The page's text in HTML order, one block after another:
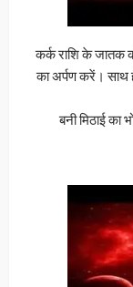
कर्क राशि के जातक
का अर्पण करें। साथ
बनी मिठाई का